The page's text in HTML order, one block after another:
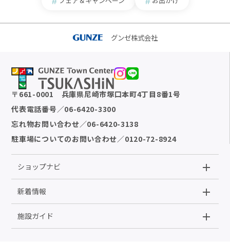
グンゼ株式会社
〒 661-0001
兵庫県尼崎市塚口本町4丁目8番1号
代表電話番号 ／06-6420-3300
忘れ物お問い合わせ／06-6420-3138
駐車場についてのお問い合わせ／0120-72-8924
ショップナビ
新着情報
施設ガイド